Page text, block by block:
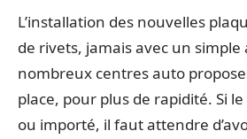
L’installation des nouvelles
de rivets, jamais avec un simple
nombreux centres auto
place, pour plus de rapidité. Si
ou importé, il faut attendre